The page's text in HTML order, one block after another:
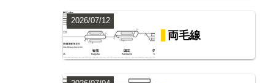
両毛線
2026/07/12